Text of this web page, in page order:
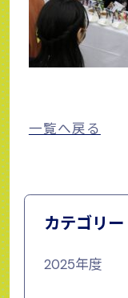
一覧へ戻る
カテゴリー
2025年度